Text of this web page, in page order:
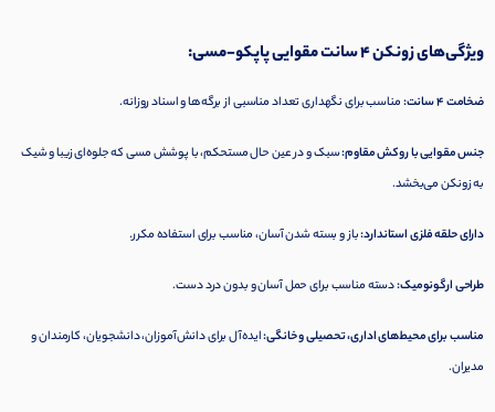
ویژگی‌های زونکن 4 سانت مقوایی پاپکو-مسی:
ضخامت 4 سانت: مناسب برای نگهداری تعداد مناسبی از برگه‌ها و اسناد روزانه.
جنس مقوایی با روکش مقاوم:سبک و در عین حال مستحکم، با پوشش مسی که جلوه‌ای زیبا و شیک
به زونکن می‌بخشد.
دارای حلقه فلزی استاندارد:باز و بسته شدن آسان، مناسب برای استفاده مکرر.
طراحی ارگونومیک:دسته مناسب برای حمل آسان و بدون درد دست.
مناسب برای محیط‌های اداری، تحصیلی و خانگی:ایده‌آل برای دانش‌آموزان، دانشجویان، کارمندان و
مدیران.